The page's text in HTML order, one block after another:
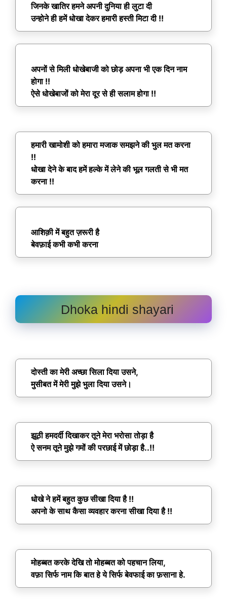
जिनके खातिर हमने अपनी दुनिया ही लुटा दी
उन्होने ही हमें धोखा देकर हमारी हस्ती मिटा दी !!
अपनों से मिली धोखेबाजी को छोड़ अपना भी एक दिन नाम
होगा !!
ऐसे धोखेबाजों को मेरा दूर से ही सलाम होगा !!
हमारी खामोशी को हमारा मजाक समझने की भुल मत करना
!!
धोखा देने के बाद हमें हल्के में लेने की भूल गलती से भी मत
करना !!
आशिक़ी में बहुत ज़रूरी है
बेवफ़ाई कभी कभी करना
Dhoka hindi shayari
दोस्ती का मेरी अच्छा सिला दिया उसने,
मुसीबत में मेरी मुझे भुला दिया उसने।
झूठी हमदर्दी दिखाकर तूने मेरा भरोसा तोड़ा है
ऐ सनम तूने मुझे गमों की परछाई में छोड़ा है..!!
धोखे ने हमें बहुत कुछ सीखा दिया है !!
अपनो के साथ कैसा व्यवहार करना सीखा दिया है !!
मोहब्बत करके देखि तो मोहब्बत को पहचान लिया,
वफ़ा सिर्फ नाम कि बात हे ये सिर्फ बेवफाई का फ़साना हे.